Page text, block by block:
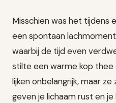
Misschien was het tijdens
een spontaan
waarbij de tijd even
stilte een warme kop thee
lijken onbelangrijk, maar
geven je lichaam rust en